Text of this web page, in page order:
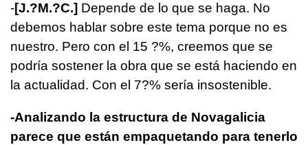
-[J.?M.?C.] Depende de lo que se haga. No
debemos hablar sobre este tema porque no es
nuestro. Pero con el 15 ?%, creemos que se
podría sostener la obra que se está haciendo en
la actualidad. Con el 7?% sería insostenible.
-Analizando la estructura de Novagalicia
parece que están empaquetando para tenerlo